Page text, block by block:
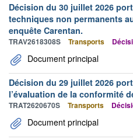
Décision du 30 juillet 2026
techniques non permanents
enquête Carentan.
TRAV2618308S Transports
Document principal
Décision du 29 juillet 2026
l’évaluation de la conformité
TRAT2620670S Transports
Document principal